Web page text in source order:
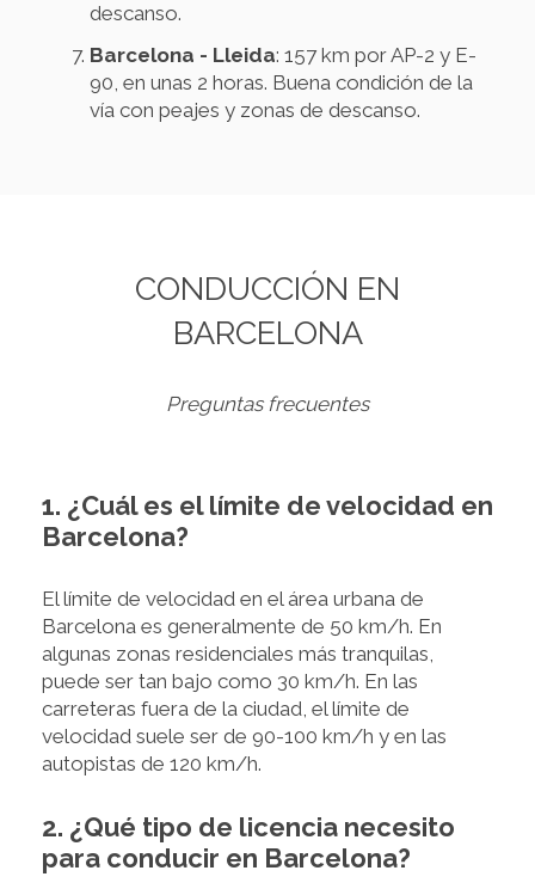
descanso.
Barcelona - Lleida: 157 km por AP-2 y E-
90, en unas 2 horas. Buena condición de la
vía con peajes y zonas de descanso.
CONDUCCIÓN EN
BARCELONA
Preguntas frecuentes
1. ¿Cuál es el límite de velocidad en
Barcelona?
El límite de velocidad en el área urbana de
Barcelona es generalmente de 50 km/h. En
algunas zonas residenciales más tranquilas,
puede ser tan bajo como 30 km/h. En las
carreteras fuera de la ciudad, el límite de
velocidad suele ser de 90-100 km/h y en las
autopistas de 120 km/h.
2. ¿Qué tipo de licencia necesito
para conducir en Barcelona?